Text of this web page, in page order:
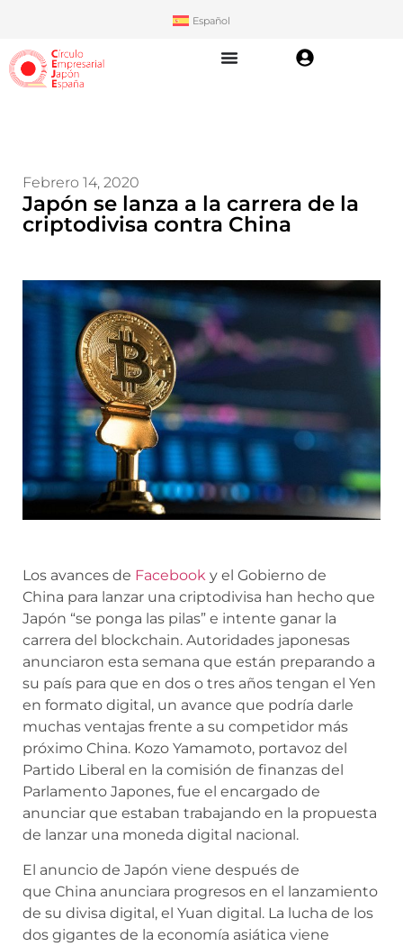
Español
Febrero 14, 2020
Japón se lanza a la carrera de la
criptodivisa contra China
Los avances de Facebook y el Gobierno de
China para lanzar una criptodivisa han hecho que
Japón “se ponga las pilas” e intente ganar la
carrera del blockchain. Autoridades japonesas
anunciaron esta semana que están preparando a
su país para que en dos o tres años tengan el Yen
en formato digital, un avance que podría darle
muchas ventajas frente a su competidor más
próximo China. Kozo Yamamoto, portavoz del
Partido Liberal en la comisión de finanzas del
Parlamento Japones, fue el encargado de
anunciar que estaban trabajando en la propuesta
de lanzar una moneda digital nacional.
El anuncio de Japón viene después de
que China anunciara progresos en el lanzamiento
de su divisa digital, el Yuan digital. La lucha de los
dos gigantes de la economía asiática viene